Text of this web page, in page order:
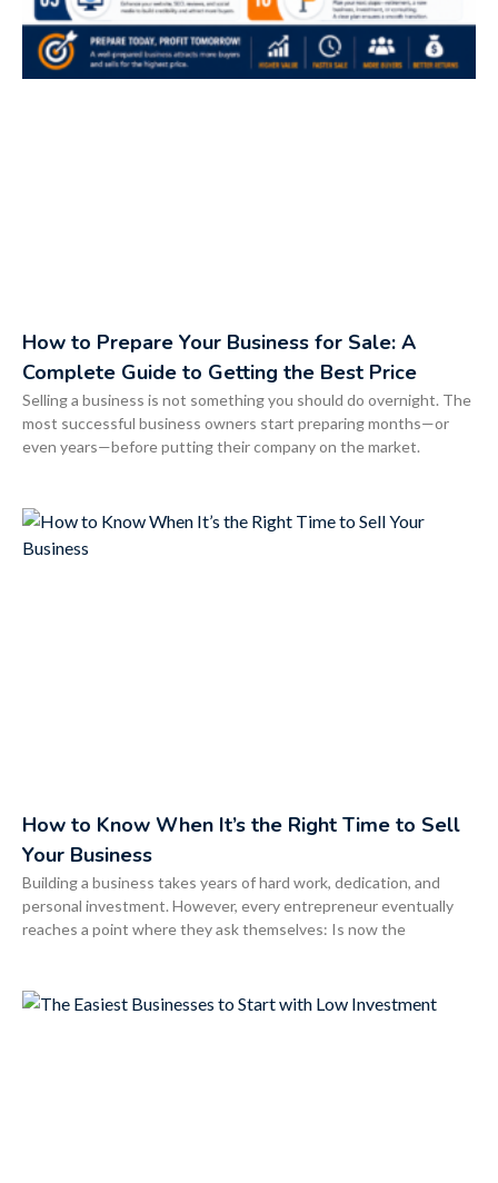
How to Prepare Your Business for Sale: A
Complete Guide to Getting the Best Price
Selling a business is not something you should do overnight. The
most successful business owners start preparing months—or
even years—before putting their company on the market.
How to Know When It’s the Right Time to Sell
Your Business
Building a business takes years of hard work, dedication, and
personal investment. However, every entrepreneur eventually
reaches a point where they ask themselves: Is now the